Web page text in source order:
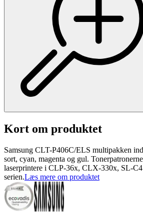
Kort om produktet
Samsung CLT-P406C/ELS multipakken
sort, cyan, magenta og gul.
laserprintere i CLP-36x, CLX-330x, SL-
serien.Læs mere om produktet